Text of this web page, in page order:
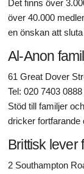
Det finns över
över 40.000
en önskan att
Al-Anon
61 Great Dover
Tel: 020 7403
Stöd till familjer
dricker fortfarande
Brittisk lever
2 Southampton